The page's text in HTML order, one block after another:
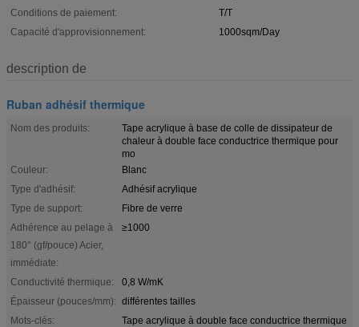
Conditions de paiement:
T/T
Capacité d'approvisionnement:
1000sqm/Day
description de
Ruban adhésif thermique
Nom des produits:
Tape acrylique à base de colle de dissipateur de
chaleur à double face conductrice thermique pour
mo
Couleur:
Blanc
Type d'adhésif:
Adhésif acrylique
Type de support:
Fibre de verre
Adhérence au pelage à
180° (gf/pouce) Acier,
immédiate:
≥1000
Conductivité thermique:
0,8 W/mK
Épaisseur (pouces/mm): différentes tailles
Mots-clés:
Tape acrylique à double face conductrice thermique